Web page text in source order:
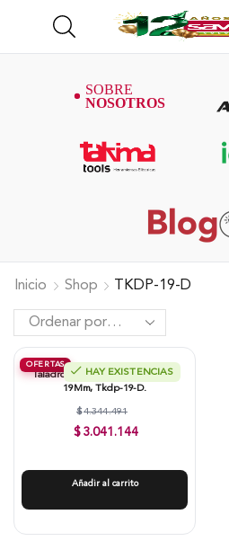
Inicio Shop TKDP-19-D
OFERTAS
HAY EXISTENCIAS
Taladro De árbol Takima 1.500W,
19Mm, Tkdp-19-D.
$4.344.491
$ 3.041.144
Añadir al carrito